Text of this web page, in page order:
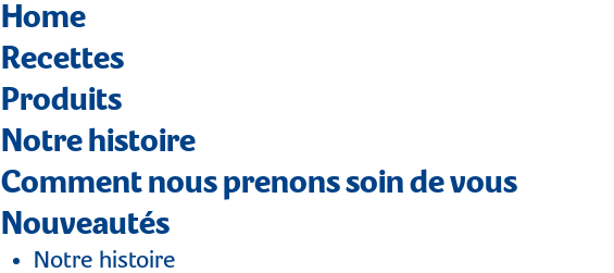
Home
Recettes
Produits
Notre histoire
Comment nous prenons soin de vous
Nouveautés
Notre histoire